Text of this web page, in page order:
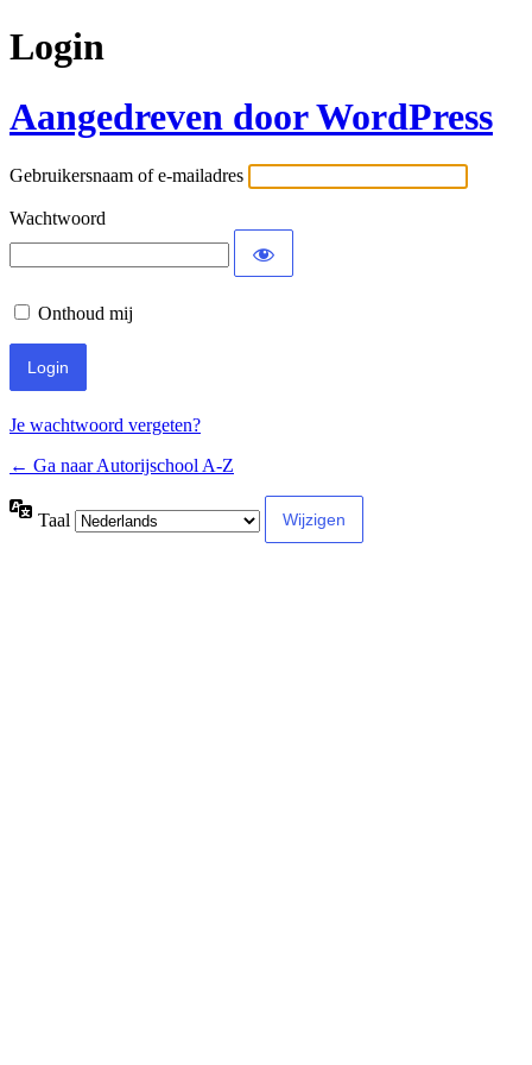
Login
Aangedreven door WordPress
Gebruikersnaam of e-mailadres
Wachtwoord
Onthoud mij
Je wachtwoord vergeten?
← Ga naar Autorijschool A-Z
Taal